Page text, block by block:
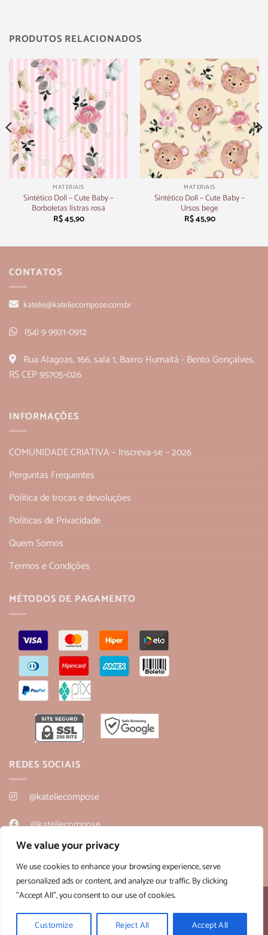
We value your privacy
We use cookies to enhance your browsing experience, serve
personalized ads or content, and analyze our traffic. By clicking
"Accept All", you consent to our use of cookies.
Customize Reject All Accept All
PRODUTOS RELACIONADOS
MATERIAIS
Sintético Doll – Cute Baby –
Borboletas listras rosa
R$45,90
MATERIAIS
Sintético Doll – Cute Baby –
Ursos bege
R$45,90
CONTATOS
katelie@kateliecompose.com.br
(54) 9 9921-0912
Rua Alagoas, 166, sala 1, Bairro Humaitá - Bento Gonçalves,
RS CEP 95705-026
INFORMAÇÕES
COMUNIDADE CRIATIVA – Inscreva-se – 2026
Perguntas Frequentes
Política de trocas e devoluções
Políticas de Privacidade
Quem Somos
Termos e Condições
MÉTODOS DE PAGAMENTO
REDES SOCIAIS
@kateliecompose
@kateliecompose
@kateliecompose
Desenvolvido por: B2V-Web
Copyright 2026 ©
Kateliê Composê- CNPJ 36.430.458/0001-28